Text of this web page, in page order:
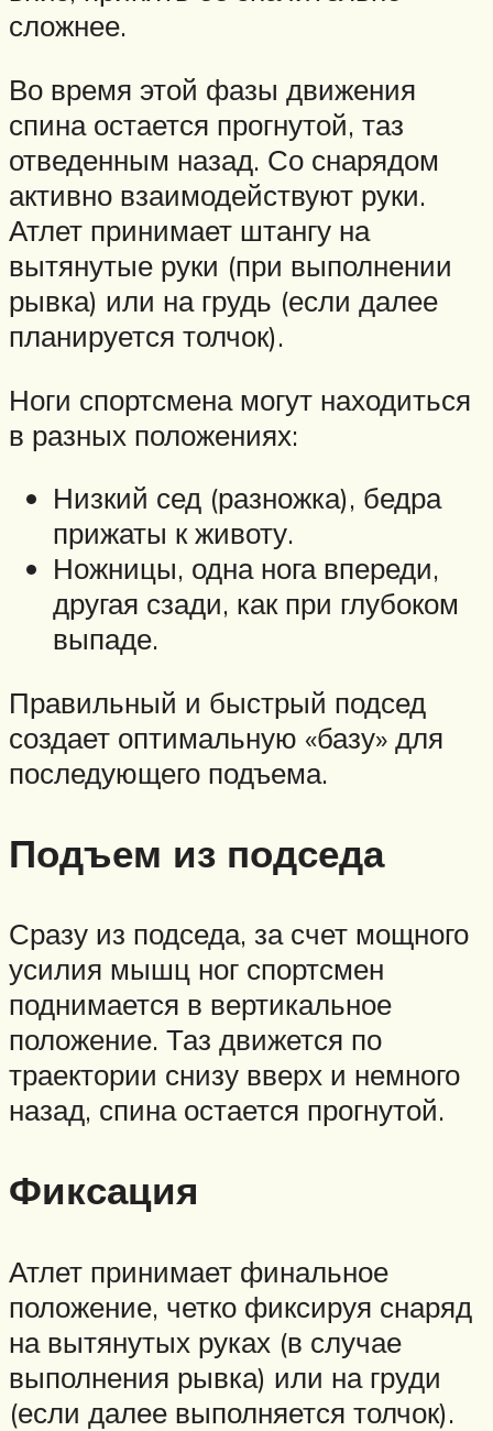
сложнее.
Во время этой фазы движения
спина остается прогнутой, таз
отведенным назад. Со снарядом
активно взаимодействуют руки.
Атлет принимает штангу на
вытянутые руки (при выполнении
рывка) или на грудь (если далее
планируется толчок).
Ноги спортсмена могут находиться
в разных положениях:
Низкий сед (разножка), бедра
прижаты к животу.
Ножницы, одна нога впереди,
другая сзади, как при глубоком
выпаде.
Правильный и быстрый подсед
создает оптимальную «базу» для
последующего подъема.
Подъем из подседа
Сразу из подседа, за счет мощного
усилия мышц ног спортсмен
поднимается в вертикальное
положение. Таз движется по
траектории снизу вверх и немного
назад, спина остается прогнутой.
Фиксация
Атлет принимает финальное
положение, четко фиксируя снаряд
на вытянутых руках (в случае
выполнения рывка) или на груди
(если далее выполняется толчок).